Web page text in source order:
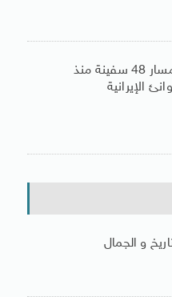
(سنتكوم): تحويل مسار 48 سفينة منذ
الإيرانية
و الجمال